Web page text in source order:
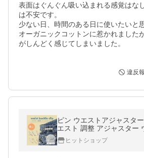
表面はぐんぐん吸い込まれる感覚はな
は不安です。
少ない日、時間のある日に使いたいと
オーガニックコットンに惹かれました
がしんどく感じてしまいました。
違反
ピン ウエストアジャスタ
エスト 調整 アジャスター
ャスター クリップ サイズ
フウヒットショップ